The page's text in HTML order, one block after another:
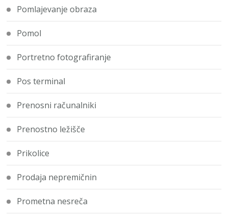
Pomlajevanje obraza
Pomol
Portretno fotografiranje
Pos terminal
Prenosni računalniki
Prenostno ležišče
Prikolice
Prodaja nepremičnin
Prometna nesreča